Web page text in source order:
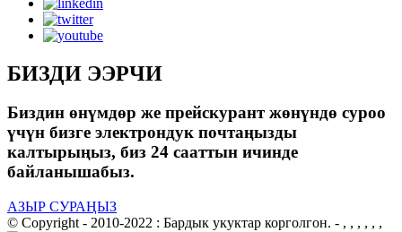
БИЗДИ ЭЭРЧИ
Биздин өнүмдөр же прейскурант жөнүндө суроо
үчүн бизге электрондук почтаңызды
калтырыңыз, биз 24 сааттын ичинде
байланышабыз.
АЗЫР СУРАҢЫЗ
© Copyright - 2010-2022 : Бардык укуктар корголгон. - , , , , , ,